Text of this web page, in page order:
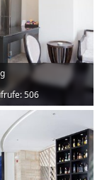
506